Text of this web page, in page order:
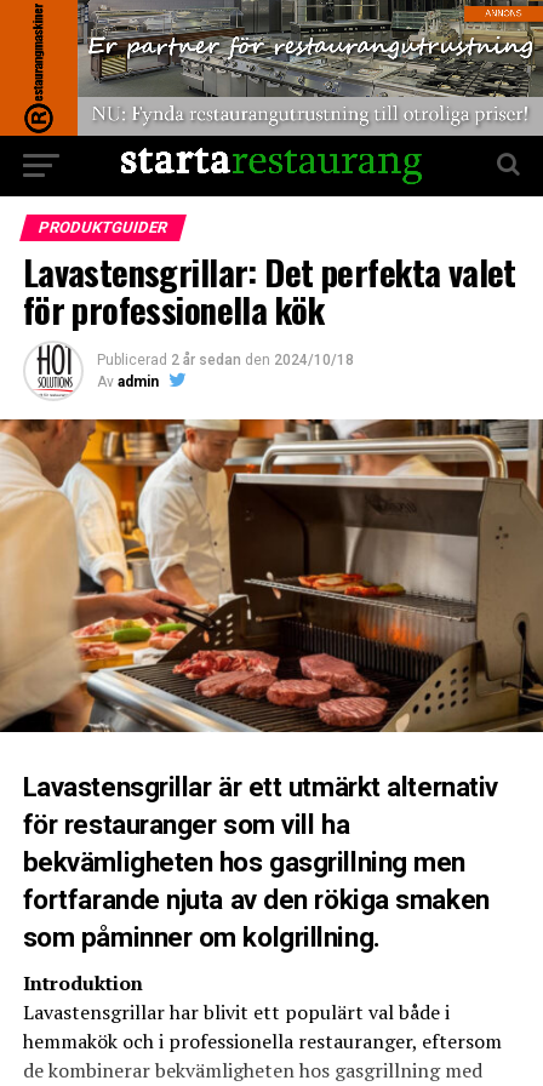
PRODUKTGUIDER
Lavastensgrillar: Det perfekta valet
för professionella kök
Publicerad 2 år sedan den 2024/10/18
Av admin
Lavastensgrillar är ett utmärkt alternativ
för restauranger som vill ha
bekvämligheten hos gasgrillning men
fortfarande njuta av den rökiga smaken
som påminner om kolgrillning.
Introduktion
Lavastensgrillar har blivit ett populärt val både i
hemmakök och i professionella restauranger, eftersom
de kombinerar bekvämligheten hos gasgrillning med